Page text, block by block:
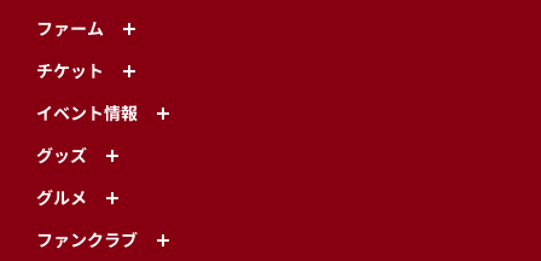
ファーム
チケット
イベント情報
グッズ
グルメ
ファンクラブ